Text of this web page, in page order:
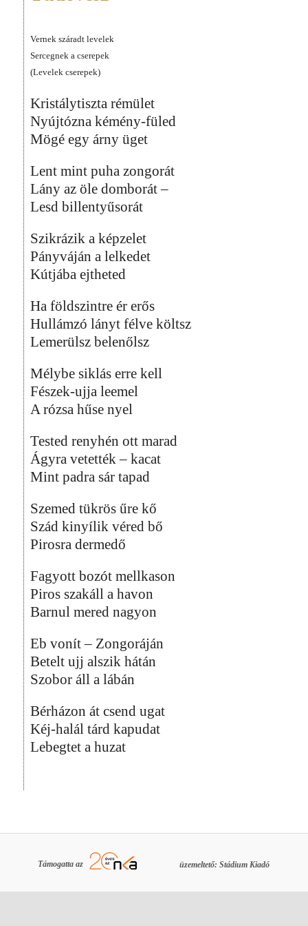
Vernek száradt levelek
Sercegnek a cserepek
(Levelek cserepek)
Kristálytiszta rémület
Nyújtózna kémény-füled
Mögé egy árny üget
Lent mint puha zongorát
Lány az öle domborát –
Lesd billentyűsorát
Szikrázik a képzelet
Pányváján a lelkedet
Kútjába ejtheted
Ha földszintre ér erős
Hullámzó lányt félve költsz
Lemerülsz belenőlsz
Mélybe siklás erre kell
Fészek-ujja leemel
A rózsa hűse nyel
Tested renyhén ott marad
Ágyra vetették – kacat
Mint padra sár tapad
Szemed tükrös űre kő
Szád kinyílik véred bő
Pirosra dermedő
Fagyott bozót mellkason
Piros szakáll a havon
Barnul mered nagyon
Eb vonít – Zongoráján
Betelt ujj alszik hátán
Szobor áll a lábán
Bérházon át csend ugat
Kéj-halál tárd kapudat
Lebegtet a huzat
Támogatta az üzemeltető: Stádium Kiadó